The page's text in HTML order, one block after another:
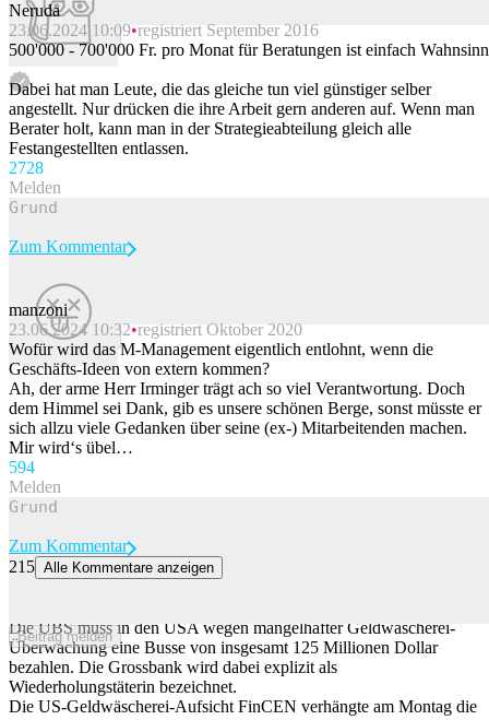
Beitrag melden
Neruda
23.06.2024 10:09 registriert September 2016
500'000 - 700'000 Fr. pro Monat für Beratungen ist einfach
Dabei hat man Leute, die das gleiche tun viel günstiger selber
angestellt. Nur drücken die ihre Arbeit gern anderen auf. Wenn man
Berater holt, kann man in der Strategieabteilung gleich alle
Festangestellten entlassen.
2728
Melden
Beitrag melden
Zum Kommentar
manzoni
23.06.2024 10:32 registriert Oktober 2020
Wofür wird das M-Management eigentlich entlohnt, wenn die
Geschäfts-Ideen von extern kommen?
Ah, der arme Herr Irminger trägt ach so viel Verantwortung. Doch
dem Himmel sei Dank, gib es unsere schönen Berge, sonst müsste er
sich allzu viele Gedanken über seine (ex-) Mitarbeitenden machen.
Mir wird‘s übel…
594
Melden
Beitrag melden
Zum Kommentar
215 Alle Kommentare anzeigen
Die UBS muss in den USA wegen mangelhafter Geldwäscherei-
Überwachung eine Busse von insgesamt 125 Millionen Dollar
bezahlen. Die Grossbank wird dabei explizit als
Wiederholungstäterin bezeichnet.
Die US-Geldwäscherei-Aufsicht FinCEN verhängte am Montag die